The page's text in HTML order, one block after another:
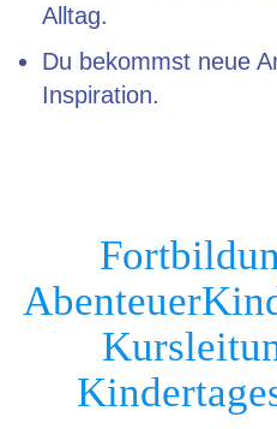
Alltag.
Du bekommst neue
Inspiration.